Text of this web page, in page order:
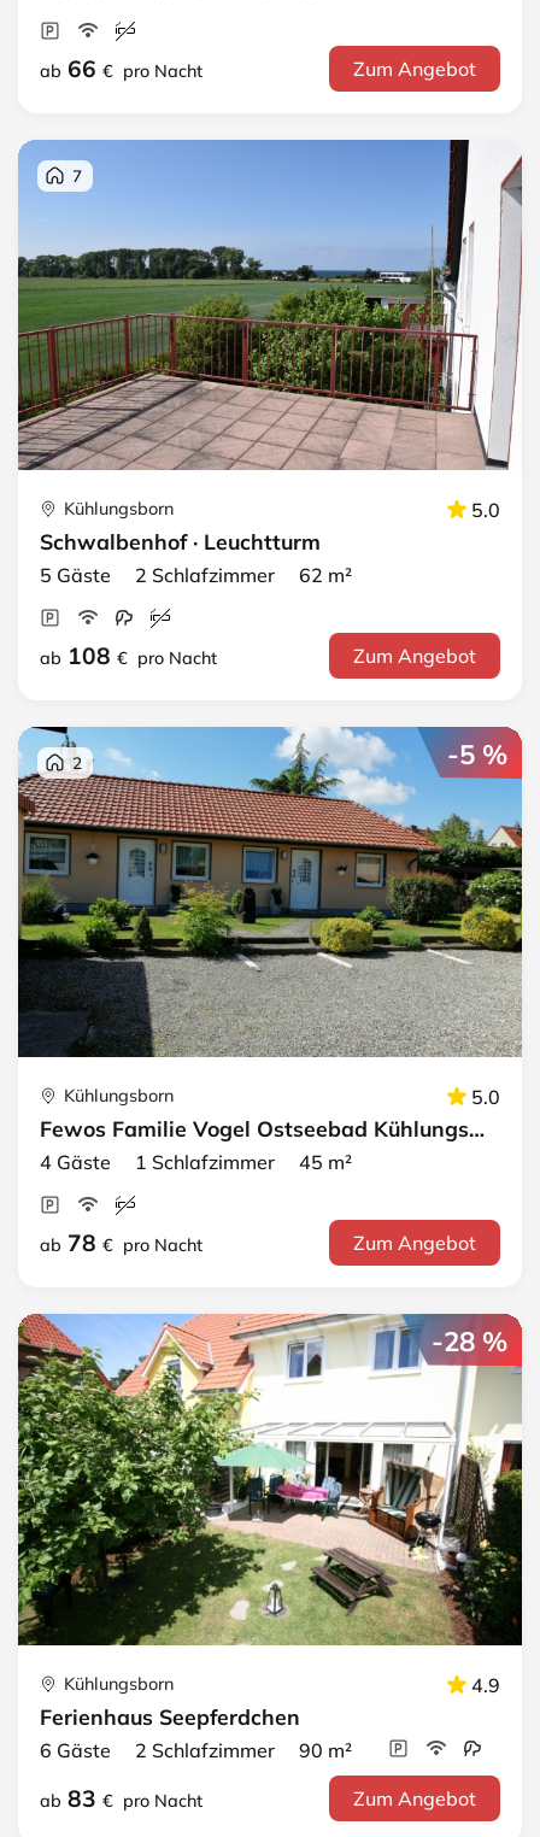
ab 66 € pro Nacht Zum Angebot
7
Kühlungsborn 5.0
Schwalbenhof · Leuchtturm
5 Gäste 2 Schlafzimmer 62 m²
ab 108 € pro Nacht Zum Angebot
-5 %
2
Kühlungsborn 5.0
Fewos Familie Vogel Ostseebad Kühlungsborn · FeWo "Möwe"
4 Gäste 1 Schlafzimmer 45 m²
ab 78 € pro Nacht Zum Angebot
-28 %
Kühlungsborn 4.9
Ferienhaus Seepferdchen
6 Gäste 2 Schlafzimmer 90 m²
ab 83 € pro Nacht Zum Angebot